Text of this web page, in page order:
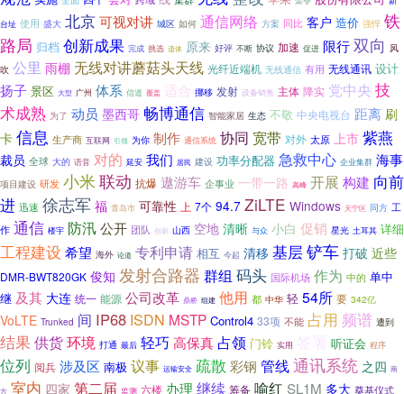
台址 使用 盛大 北京可视对讲 城区 如何 通信网络 方案 同比 客户 造价 强悍 铁
路局 归档 创新成果 完成 挑选 遗体 原来 好评 不断 协议 加速 促进 限行 双向 风
吹 公里 雨棚 无线对讲蘑菇头天线 光纤近端机 无线通信 有用 无线通讯 设计
扬子 景区 大型 广州 体系 信道 覆盖 适合 挪移 发射 设备销售 主体 降实 党中央 技
术成熟 为了 动员 墨西哥 畅博通信 智能家居 生态 不敬 中央电视台 距离 刷
卡信息 生产商 互联网 引领 为你 制作 通信系统 协同 宽带 对外 太原 上市 紫燕
裁员 全球 大的 语音 对的 延安 我们 居民 建设 功率分配器 急救中心 企业集群 海事
项目建设 研发 小米 联动 抗爆 遨游车 企事业 一带一路 高峰 开展 构建 向前
进 迅速 徐志军 福 青岛市 可靠性 上 7个 94.7 ZiLTE Windows 天宁区 同方 工
作 通信 楼宇 防汛公开 团队 创新 山西 空地 清晰 与众 小白 促销 星光 土耳其 详细
工程建设 希望 海外 论道 专利申请 相互 今起 清移 基层铲车 打破 近些
DMR-BWT820GK 俊知 发射合路器 群组 码头 国际机场 作为 中的 单中
继 及其 大连 统一 能源 公司改革 鼎桥 组建 他用 都 中华 轻 54所 要 342亿
VoLTE Trunked 间 IP68 ISDN MSTP Control4 33项 不能 占用 频谱 遭到
结果 供货环境 打通 最后 轻巧 高保真 占领 门铃 实用 签署 听证会 程序
位列 阅兵 涉及区 南极 议事 运输安全 疏散 彩钢 管线通讯系统 之四 南
方 室内 四家 第二届 监测 六楼 办理 继续 筹备 喻红 SL1M 多大 奠基仪式